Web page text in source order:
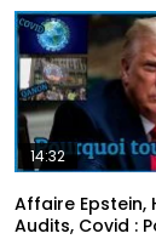
plus tard
14:32